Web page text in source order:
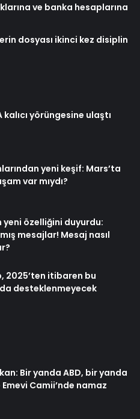
ve banka hesaplarına
dosyası ikinci kez disiplin
kalıcı yörüngesine ulaştı
yeni keşif: Mars’ta
var mıydı?
özelliğini duyurdu:
mesajlar! Mesaj nasıl
2025’ten itibaren bu
desteklenmeyecek
Bir yanda ABD, bir yanda
Emevi Camii’nde namaz